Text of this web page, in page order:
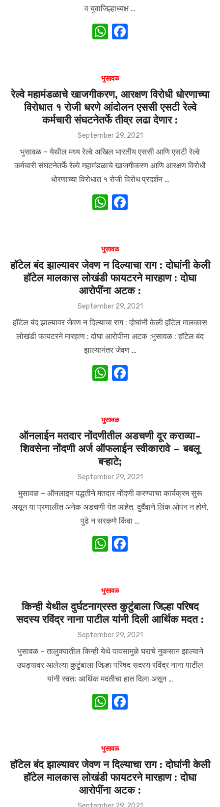
व युवाजिल्हाध्यक्ष …
W
s
A
p
p
b
o
o
k
भुसावळ
रेल्वे महामंडळाचे खाजगीकरण, आरक्षण विरोधी धोरणाच्या
विरोधात १ रोजी धरणे आंदोलन एससी एसटी रेल्वे
कर्मचारी संघटनेतर्फे तीव्र लढा देणार :
Posted
September 29, 2021
भुसावळ – येथील मध्य रेल्वे अखिल भारतीय एससी आणि एसटी रेल्वे
कर्मचारी संघटनेतर्फे रेल्वे महामंडळाचे खाजगीकरण आणि आरक्षण विरोधी
धोरणाच्या विरोधात १ रोजी विरोध प्रदर्शन …
W
s
A
p
p
b
o
o
k
भुसावळ
हॉटेल बंद झाल्यावर जेवण न दिल्याचा राग : दोघांनी केली
हॉटेल मालकास लोखंडी फायटरने मारहाण : दोघा
आरोपींना अटक :
Posted
September 29, 2021
हॉटेल बंद झाल्यावर जेवण न दिल्याचा राग : दोघांनी केली हॉटेल मालकास
लोखंडी फायटरने मारहाण : दोघा आरोपींना अटक :भुसावळ : हॉटेल बंद
झाल्यानंतर जेवण …
W
s
A
p
p
b
o
k
भुसावळ
ऑनलाईन मतदार नोंदणीतील अडचणी दूर कराव्या-
शिवसेना नोंदणी अर्ज ऑफलाईन स्वीकारावे – बबलू
बऱ्हाटे;
Posted
September 29, 2021
भुसावळ – ऑनलाइन पद्धतीने मतदार नोंदणी करण्याचा कार्यक्रम सुरू
असून या प्रणालीत अनेक अडचणी येत आहेत. दुर्दैवाने लिंक ओपन न होणे,
पुढे न सरकणे किंवा …
W
s
A
p
p
b
o
o
k
भुसावळ
किन्ही येथील दुर्घटनाग्रस्त कुटुंबाला जिल्हा परिषद
सदस्य रविंद्र नाना पाटील यांनी दिली आर्थिक मदत :
Posted
September 29, 2021
भुसावळ – तालुक्यातील किन्ही येथे पावसामुळे घराचे नुकसान झाल्याने
उघड्यावर आलेल्या कुटुंबाला जिल्हा परिषद सदस्य रविंद्र नाना पाटील
यांनी स्वतः आर्थिक मदतीचा हात दिला असून …
W
s
A
p
p
b
o
o
भुसावळ
हॉटेल बंद झाल्यावर जेवण न दिल्याचा राग : दोघांनी केली
हॉटेल मालकास लोखंडी फायटरने मारहाण : दोघा
आरोपींना अटक :
Posted